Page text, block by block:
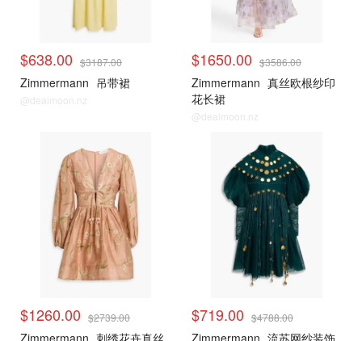
$638.00 $3187.00
Zimmermann 吊带裙
@dealmoon.nz
$1650.00 $3586.00
Zimmermann 真丝欧根纱印
花长裙
@dealmoon.nz
$1260.00 $2739.00
Zimmermann 刺绣花卉真丝
$719.00 $4788.00
Zimmermann 流苏网纱装饰